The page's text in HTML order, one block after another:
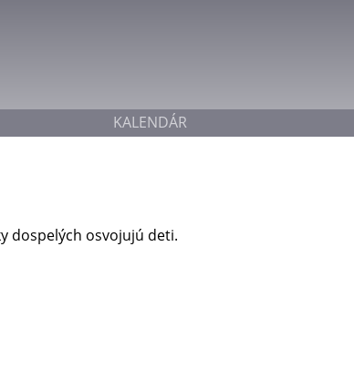
dospelých osvojujú deti.
KALENDÁR